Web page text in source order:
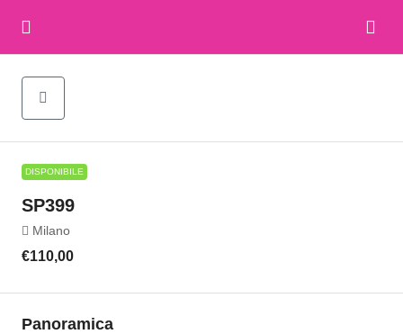
DISPONIBILE
SP399
Milano
€110,00
Panoramica